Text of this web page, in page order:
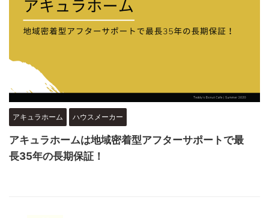
アキュラホーム ハウスメーカー
アキュラホームは地域密着型アフターサポートで最
長35年の長期保証！